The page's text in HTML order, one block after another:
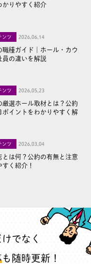
かりやすく紹介
ンツ 2026,06,14
職種ガイド｜ホール・カウ
員の違いを解説
ンツ 2026,05,23
厳選ホール取材とは？公約
ポイントをわかりやすく解
ンツ 2026,03,04
とは何？公約の有無と注意
すく紹介！
でなく
も随時更新！